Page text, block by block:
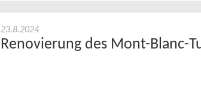
23.8.2024
Renovierung des Mont-Blanc-